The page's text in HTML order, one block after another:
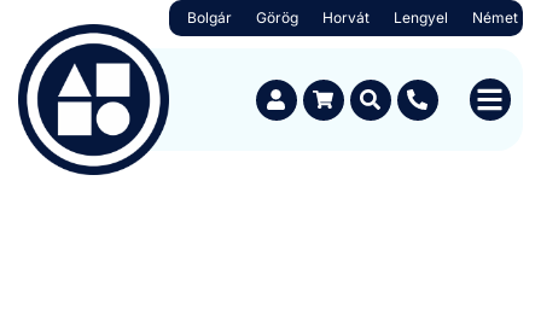
Bolgár Görög Horvát Lengyel Német